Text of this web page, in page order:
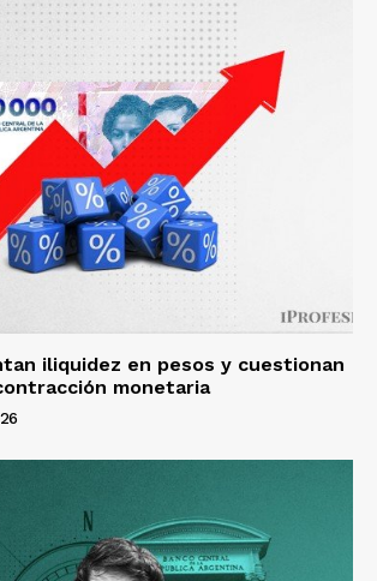
iliquidez en pesos y cuestionan
monetaria